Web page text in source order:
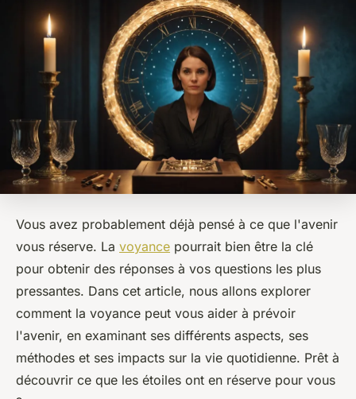
Vous avez probablement déjà pensé à ce que l'avenir
vous réserve. La voyance pourrait bien être la clé
pour obtenir des réponses à vos questions les plus
pressantes. Dans cet article, nous allons explorer
comment la voyance peut vous aider à prévoir
l'avenir, en examinant ses différents aspects, ses
méthodes et ses impacts sur la vie quotidienne. Prêt à
découvrir ce que les étoiles ont en réserve pour vous